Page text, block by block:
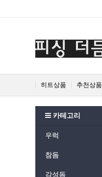
히트상품 추천상품
카테고리
우럭
참돔
감성돔